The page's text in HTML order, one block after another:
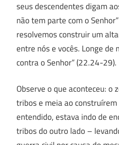
seus descendentes digam
não tem parte com o
resolvemos construir um
entre nós e vocês. Longe de
contra o Senhor” (22.24-29).
Observe o que aconteceu: o
tribos e meia ao
entendido, estava indo de
tribos do outro lado –